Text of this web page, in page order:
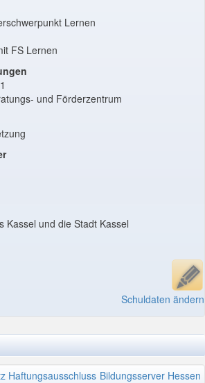
Lernen
FS Lernen
und Förderzentrum
Kassel und die Stadt Kassel
Schuldaten ändern
Haftungsausschluss Bildungsserver Hessen